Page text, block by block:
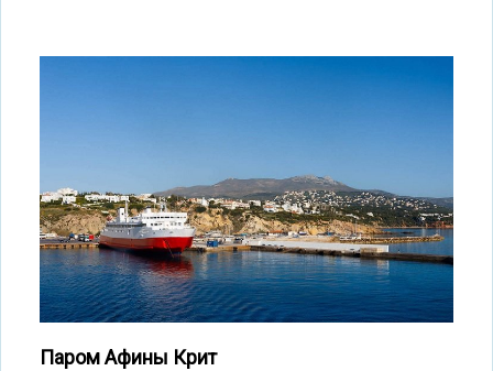
Паром Афины Крит